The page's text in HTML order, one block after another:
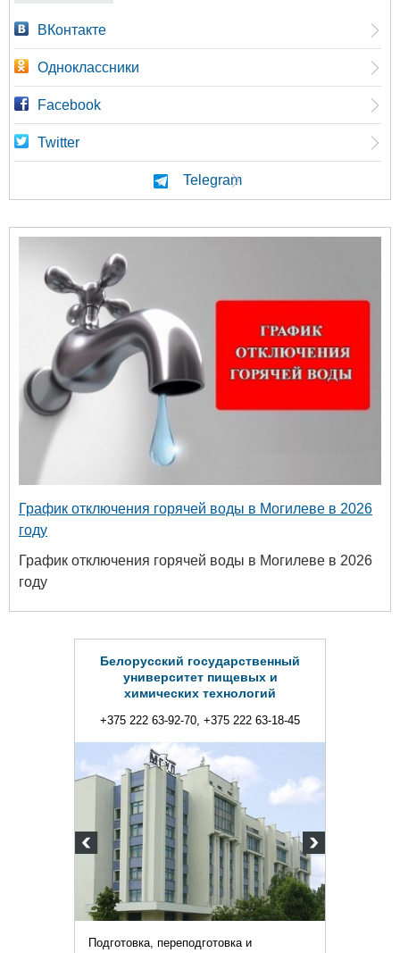
ВКонтакте
Одноклассники
Facebook
Twitter
Telegram
График отключения горячей воды в Могилеве в 2026
году
График отключения горячей воды в Могилеве в 2026
году
Белорусский государственный
университет пищевых и
химических технологий
+375 222 63-92-70, +375 222 63-18-45
Подготовка, переподготовка и